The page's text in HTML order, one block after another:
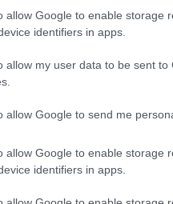
allow Google to enable storage
identifiers in apps.
allow my user data to be sent
allow Google to send me
allow Google to enable storage
identifiers in apps.
τμήμα της Ινδίας.
το έχει αποδεχτεί
στο Δελχί, που
τον
Κασμίρ βρισκόταν
εξέγερση κατά
διαδηλωτών